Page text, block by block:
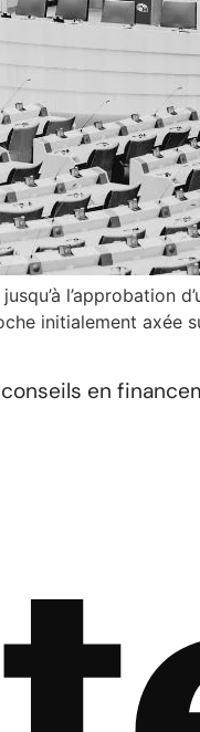
l’approbation
initialement
en